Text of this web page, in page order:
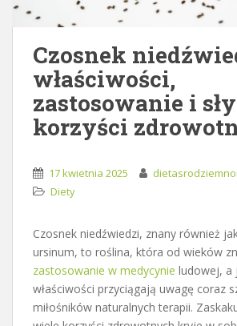
Czosnek
właściwości,
zastosowanie i
korzyści
17 kwietnia 2025
Diety
Czosnek niedźwiedzi, znany również
ursinum, to roślina, która od wieków
zastosowanie w medycynie ludowej, a
właściwości przyciągają uwagę coraz
miłośników naturalnych terapii.